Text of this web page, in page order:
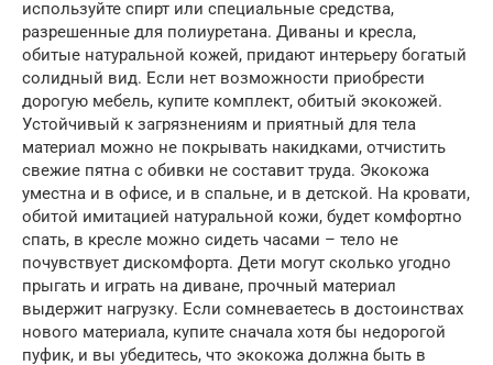
используйте спирт или специальные средства,
разрешенные для полиуретана. Диваны и кресла,
обитые натуральной кожей, придают интерьеру богатый
солидный вид. Если нет возможности приобрести
дорогую мебель, купите комплект, обитый экокожей.
Устойчивый к загрязнениям и приятный для тела
материал можно не покрывать накидками, отчистить
свежие пятна с обивки не составит труда. Экокожа
уместна и в офисе, и в спальне, и в детской. На кровати,
обитой имитацией натуральной кожи, будет комфортно
спать, в кресле можно сидеть часами – тело не
почувствует дискомфорта. Дети могут сколько угодно
прыгать и играть на диване, прочный материал
выдержит нагрузку. Если сомневаетесь в достоинствах
нового материала, купите сначала хотя бы недорогой
пуфик, и вы убедитесь, что экокожа должна быть в